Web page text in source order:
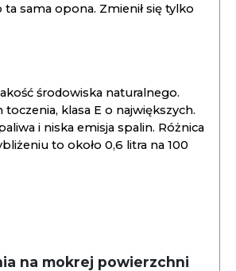
sama opona. Zmienił się tylko
środowiska naturalnego.
klasa E o największych.
i niska emisja spalin. Różnica
to około 0,6 litra na 100
na mokrej powierzchni